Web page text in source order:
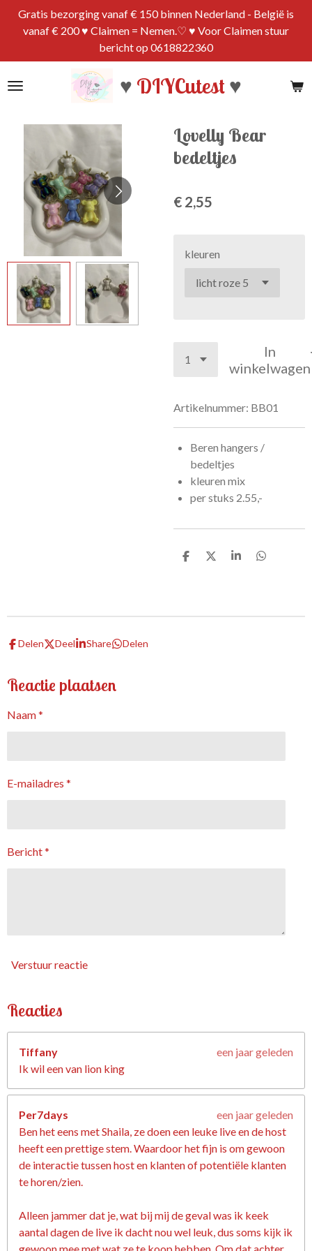
Ga
direct
de
hoofdinhoud
♥ DIYCutest♥
Gratis bezorging vanaf € 150 binnen Nederland - België is
vanaf € 200 ♥ Claimen = Nemen.♡ ♥ Voor Claimen stuur
bericht op 0618822360
Lovelly Bear
bedeltjes
€ 2,55
kleuren
In
winkelwagen
Artikelnummer: BB01
Beren hangers /
bedeltjes
kleuren mix
per stuks 2.55,-
D
D
S
D
Delen Deel Share Delen
Reactie plaatsen
Naam *
E-mailadres *
Bericht *
Verstuur reactie
Reacties
Tiffany
een jaar geleden
Ik wil een van lion king
Per7days
een jaar geleden
Ben het eens met Shaila, ze doen een leuke live en de host
heeft een prettige stem. Waardoor het fijn is om gewoon
de interactie tussen host en klanten of potentiële klanten
te horen/zien.
Alleen jammer dat je, wat bij mij de geval was ik keek
aantal dagen de live ik dacht nou wel leuk, dus soms kijk ik